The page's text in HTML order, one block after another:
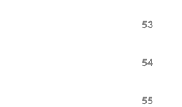
53
54
55